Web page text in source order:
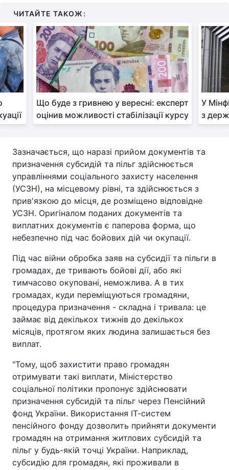
Тема оформлення
ЧИТАЙТЕ ТАКОЖ:
Що буде з гривнею у вересні: експерт
оцінив можливості стабілізації курсу
У
з
Зазначається, що наразі прийом документів та
призначення субсидій та пільг здійснюється
управліннями соціального захисту населення
(УСЗН), на місцевому рівні, та здійснюється з
прив'язкою до місця, де розміщено відповідне
УСЗН. Оригіналом поданих документів та
виплатних документів є паперова форма, що
небезпечно під час бойових дій чи окупації.
Під час війни обробка заяв на субсидії та пільги в
громадах, де тривають бойові дії, або які
тимчасово окуповані, неможлива. А в тих
громадах, куди переміщуються громадяни,
процедура призначення - складна і тривала: це
займає від декількох тижнів до декількох
місяців, протягом яких людина залишається без
виплат.
"Тому, щоб захистити право громадян
отримувати такі виплати, Міністерство
соціальної політики пропонує здійснювати
призначення субсидій та пільг через Пенсійний
фонд України. Використання ІТ-систем
пенсійного фонду дозволить прийняти документи
громадян на отримання житлових субсидій та
пільг у будь-якій точці України. Наприклад,
субсидію для громадян, які проживали в